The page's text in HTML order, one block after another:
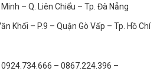
– Q. Liên Chiểu – Tp. Đà Nẵng
Khối – P.9 – Quận Gò Vấp – Tp. Hồ Chí
– 0867.224.396 –